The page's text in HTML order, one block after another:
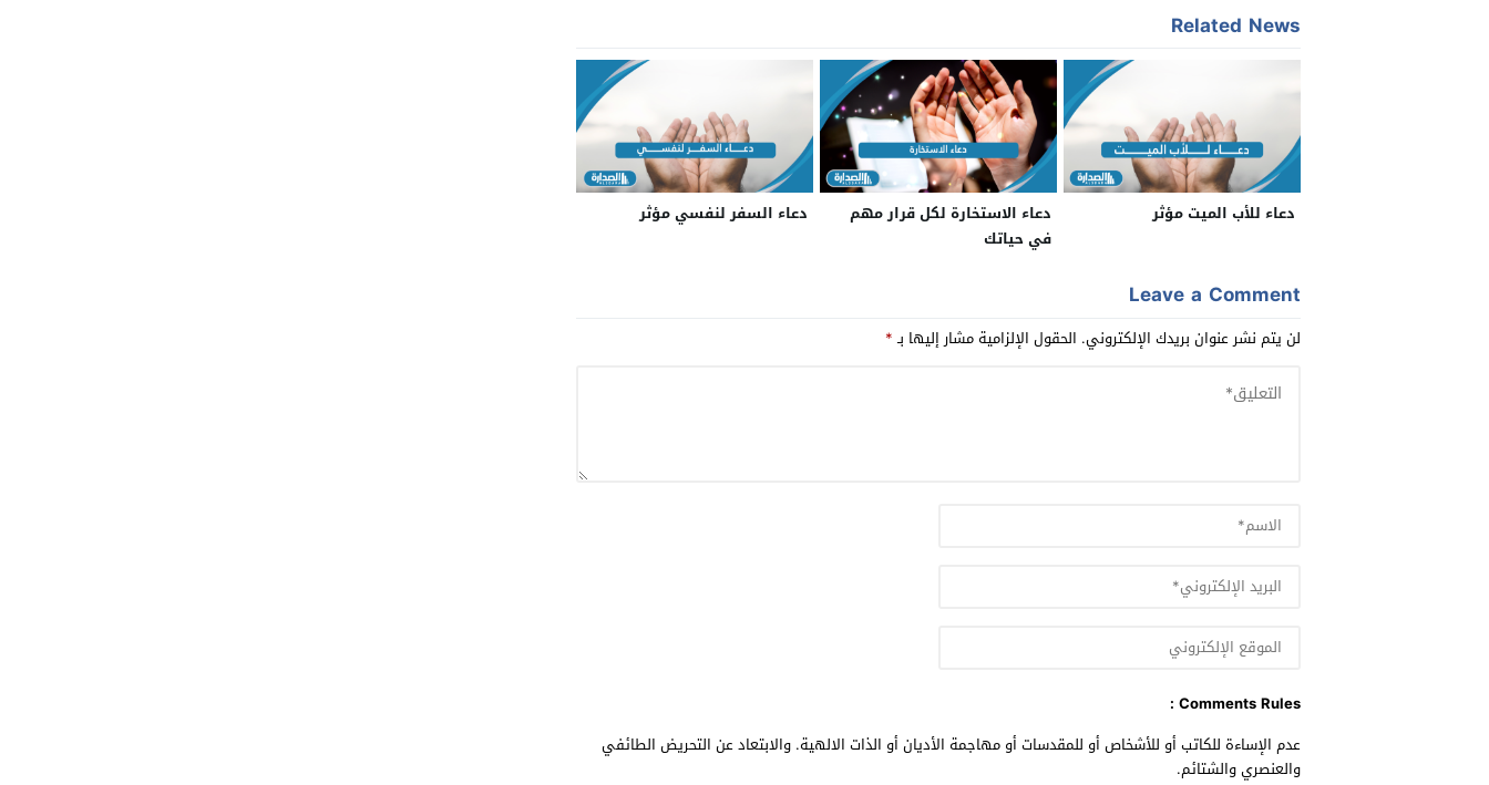
Related News
دعاء للأب الميت مؤثر
دعاء الاستخارة لكل قرار مهم
في حياتك
دعاء السفر لنفسي مؤثر
Leave a Comment
لن يتم نشر عنوان بريدك الإلكتروني. الحقول الإلزامية مشار إليها بـ*
Comments Rules :
عدم الإساءة للكاتب أو للأشخاص أو للمقدسات أو مهاجمة الأديان أو الذات الالهية. والابتعاد عن التحريض الطائفي
والعنصري والشتائم.